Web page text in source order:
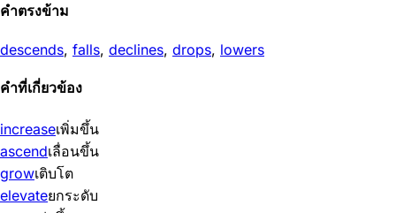
คำตรงข้าม
descends, falls, declines, drops, lowers
คำที่เกี่ยวข้อง
increaseเพิ่มขึ้น
ascendเลื่อนขึ้น
growเติบโต
elevateยกระดับ